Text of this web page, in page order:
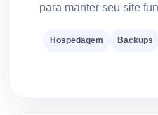
para manter seu site
Hospedagem Backups